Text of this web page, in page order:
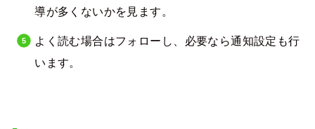
導が多くないかを見ます。
よく読む場合はフォローし、必要なら通知設定も行
います。